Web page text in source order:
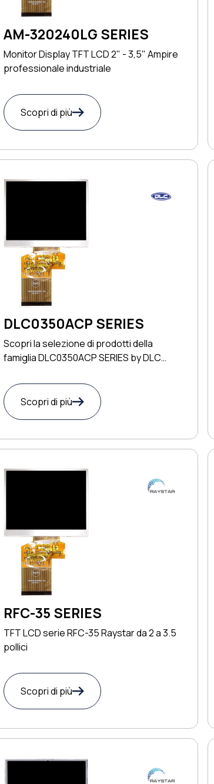
AM-320240LG SERIES
Monitor Display TFT LCD 2" - 3,5" Ampire
professionale industriale
Scopri di più
DLC0350ACP SERIES
Scopri la selezione di prodotti della
famiglia DLC0350ACP SERIES by DLC
Scopri di più
RFC-35 SERIES
TFT LCD serie RFC-35 Raystar da 2 a 3.5
pollici
Scopri di più